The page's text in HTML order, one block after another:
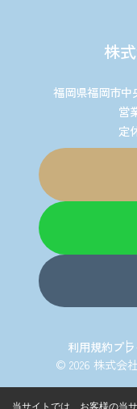
株
福岡県福岡市
営
定
利用規約プ
© 2026 株式会
当サイトでは、お客様の当